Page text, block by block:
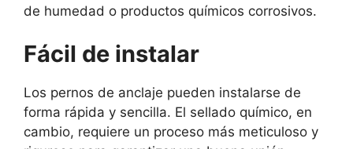
de humedad o productos químicos corrosivos.
Fácil de instalar
Los pernos de anclaje pueden instalarse de
forma rápida y sencilla. El sellado químico, en
cambio, requiere un proceso más meticuloso y